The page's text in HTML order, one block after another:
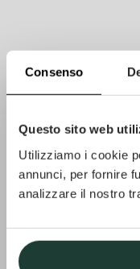
Consenso
Questo sito web
Utilizziamo i cookie
annunci, per fornire
analizzare il nostro